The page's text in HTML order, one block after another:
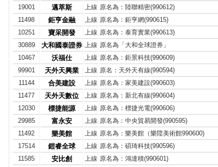
19001
邁萃斯 上線 原名為：陸聯精密(990612)
11498
鉅亨金融 上線 原名為：鉅亨網(990615)
10251
寶采開發 上線 原名為：泰育實業(990613)
30889
大和國泰證券 上線 原名為「大和全球證券」
10467
沃福仕 上線 原名為：鉅景科技(990609)
99901
天外天興業 上線 原名：天外天有線(990594)
11144
合美建設 上線 原名為：家美建設(990603)
11477
天外天數位 上線 原名為：新北有線(990604)
12030
標捷能源 上線 原名為：標捷光電(990606)
29985
富永安 上線 原名為：中央貿易開發(990595)
11492
樂美館 上線 原名為：樂美館（樂陞美術館990600)
17514
鎧睿全球 上線 原名為：碩琦科技(990596)
11585
安比創 上線 原名為：鴻達積(990601)